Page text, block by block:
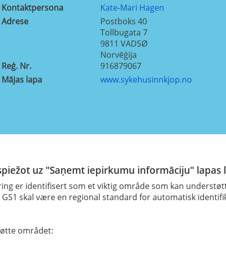
Kontaktpersona
Kate-Mari Hagen
Adrese
Postboks 40
Tollbugata 7
9811 VADSØ
Norvēģija
Reģ. Nr.
916879067
Mājas lapa
www.sykehusinnkjop.no
uz "Saņemt iepirkumu informāciju" lapas
er identifisert som et viktig område som kan
skal være en regional standard for automatisk
området: